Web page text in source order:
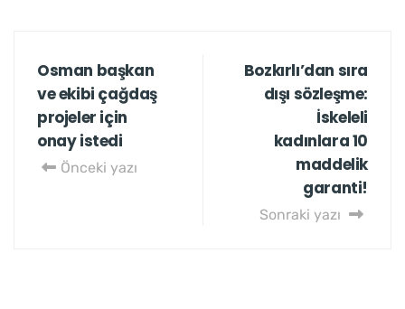
Osman başkan
ve ekibi çağdaş
projeler için
onay istedi
Önceki yazı
Bozkırlı’dan sıra
dışı sözleşme:
İskeleli
kadınlara 10
maddelik
garanti!
Sonraki yazı